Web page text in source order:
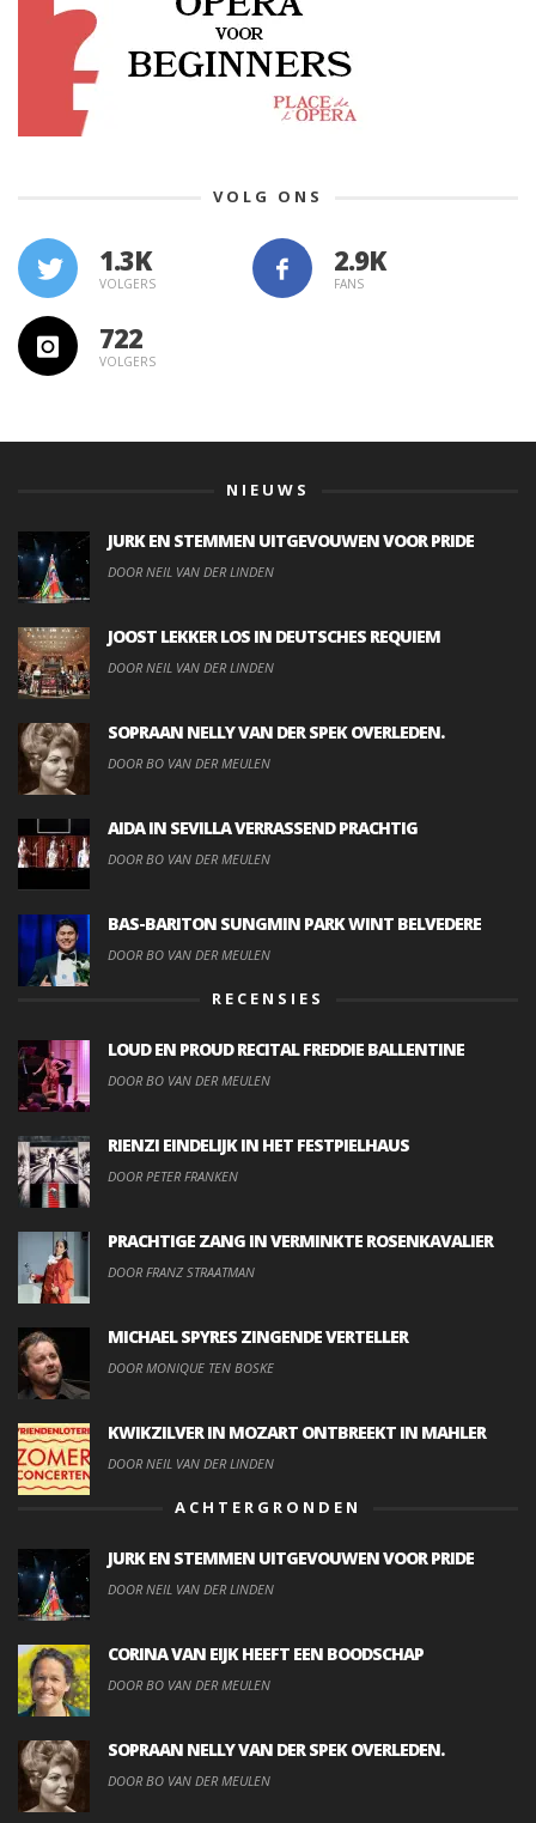
VOLG ONS
1.3K
VOLGERS FANS
722
VOLGERS
NIEUWS
JURK EN STEMMEN UITGEVOUWEN VOOR PRIDE
DOOR NEIL VAN DER LINDEN
JOOST LEKKER LOS IN DEUTSCHES REQUIEM
DOOR NEIL VAN DER LINDEN
SOPRAAN NELLY VAN DER SPEK OVERLEDEN.
DOOR BO VAN DER MEULEN
AIDA IN SEVILLA VERRASSEND PRACHTIG
DOOR BO VAN DER MEULEN
BAS-BARITON SUNGMIN PARK WINT BELVEDERE
DOOR BO VAN DER MEULEN
RECENSIES
LOUD EN PROUD RECITAL FREDDIE BALLENTINE
DOOR BO VAN DER MEULEN
RIENZI EINDELIJK IN HET FESTPIELHAUS
DOOR PETER FRANKEN
PRACHTIGE ZANG IN VERMINKTE ROSENKAVALIER
DOOR FRANZ STRAATMAN
MICHAEL SPYRES ZINGENDE VERTELLER
DOOR MONIQUE TEN BOSKE
KWIKZILVER IN MOZART ONTBREEKT IN MAHLER
DOOR NEIL VAN DER LINDEN
ACHTERGRONDEN
JURK EN STEMMEN UITGEVOUWEN VOOR PRIDE
DOOR NEIL VAN DER LINDEN
CORINA VAN EIJK HEEFT EEN BOODSCHAP
DOOR BO VAN DER MEULEN
SOPRAAN NELLY VAN DER SPEK OVERLEDEN.
DOOR BO VAN DER MEULEN